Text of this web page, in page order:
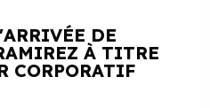
DE
À TITRE
CORPORATIF